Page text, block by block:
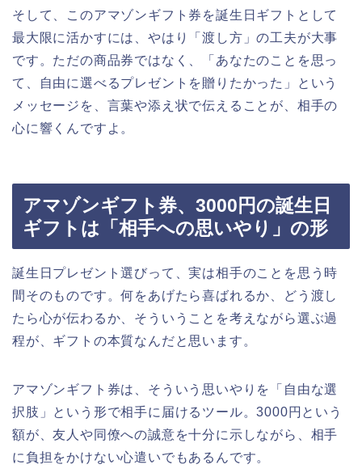
そして、このアマゾンギフト券を誕生日ギフトとして
最大限に活かすには、やはり「渡し方」の工夫が大事
です。ただの商品券ではなく、「あなたのことを思っ
て、自由に選べるプレゼントを贈りたかった」という
メッセージを、言葉や添え状で伝えることが、相手の
心に響くんですよ。
アマゾンギフト券、3000円の誕生日
ギフトは「相手への思いやり」の形
誕生日プレゼント選びって、実は相手のことを思う時
間そのものです。何をあげたら喜ばれるか、どう渡し
たら心が伝わるか、そういうことを考えながら選ぶ過
程が、ギフトの本質なんだと思います。
アマゾンギフト券は、そういう思いやりを「自由な選
択肢」という形で相手に届けるツール。3000円という
額が、友人や同僚への誠意を十分に示しながら、相手
に負担をかけない心遣いでもあるんです。